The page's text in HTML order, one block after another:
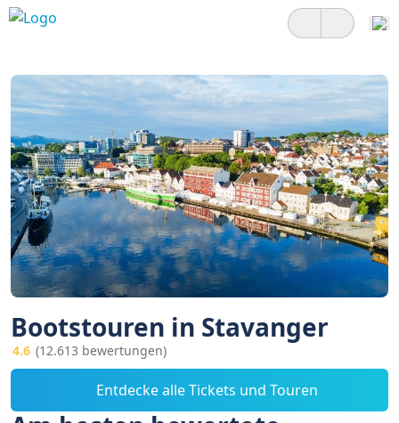
Bootstouren in Stavanger
4.6 (12.613 bewertungen)
Entdecke alle Tickets und Touren